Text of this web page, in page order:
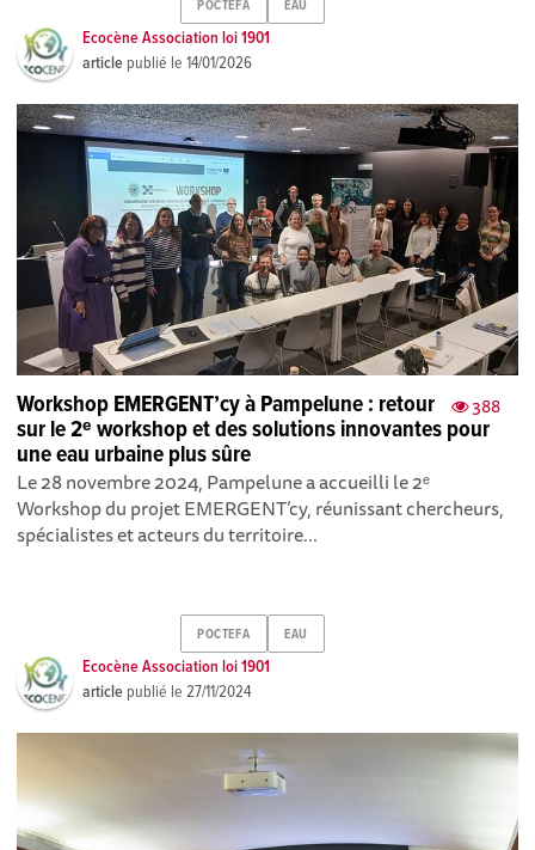
POCTEFA EAU
Ecocène Association loi 1901
article publié le14/01/2026
388
Workshop EMERGENT’cy à Pampelune : retour
sur le 2ᵉ workshop et des solutions innovantes pour
une eau urbaine plus sûre
Le 28 novembre 2024, Pampelune a accueilli le 2ᵉ
Workshop du projet EMERGENT’cy, réunissant chercheurs,
spécialistes et acteurs du territoire...
POCTEFA EAU
Ecocène Association loi 1901
article publié le27/11/2024